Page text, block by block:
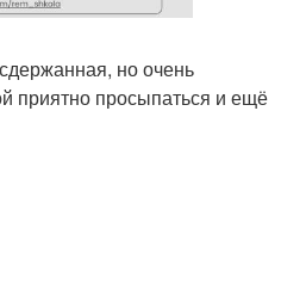
но очень
приятно просыпаться и ещё